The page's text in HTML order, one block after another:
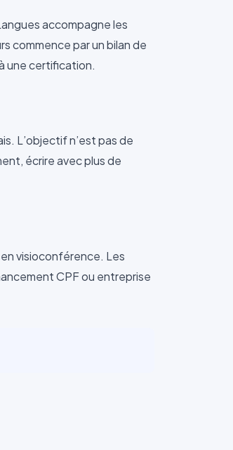
accompagne les
commence par un bilan de
une certification.
L’objectif n’est pas de
écrire avec plus de
visioconférence. Les
CPF ou entreprise